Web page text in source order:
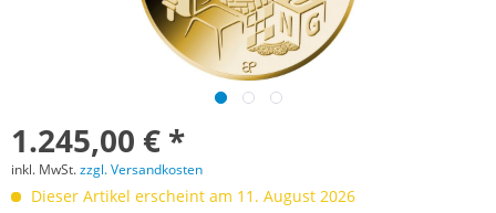
1.245,00 € *
inkl. MwSt.zzgl. Versandkosten
Dieser Artikel erscheint am 11. August 2026